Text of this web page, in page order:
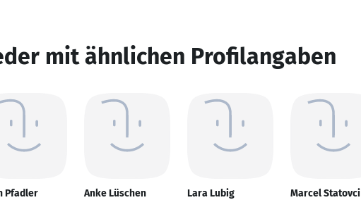
mit ähnlichen Profilangaben
Pfadler Anke Lüschen Lara Lubig Marcel Statovci